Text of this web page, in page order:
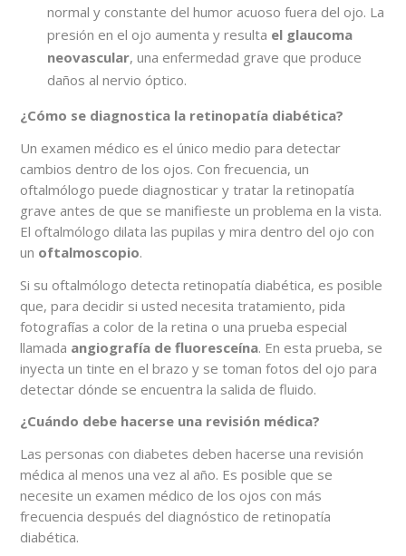
normal y constante del humor acuoso fuera del ojo. La
presión en el ojo aumenta y resulta el glaucoma
neovascular, una enfermedad grave que produce
daños al nervio óptico.
¿Cómo se diagnostica la retinopatía diabética?
Un examen médico es el único medio para detectar
cambios dentro de los ojos. Con frecuencia, un
oftalmólogo puede diagnosticar y tratar la retinopatía
grave antes de que se manifieste un problema en la vista.
El oftalmólogo dilata las pupilas y mira dentro del ojo con
un oftalmoscopio.
Si su oftalmólogo detecta retinopatía diabética, es posible
que, para decidir si usted necesita tratamiento, pida
fotografías a color de la retina o una prueba especial
llamada angiografía de fluoresceína. En esta prueba, se
inyecta un tinte en el brazo y se toman fotos del ojo para
detectar dónde se encuentra la salida de fluido.
¿Cuándo debe hacerse una revisión médica?
Las personas con diabetes deben hacerse una revisión
médica al menos una vez al año. Es posible que se
necesite un examen médico de los ojos con más
frecuencia después del diagnóstico de retinopatía
diabética.